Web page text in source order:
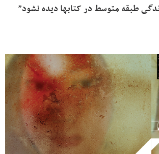
طبقه متوسط در کتابها دیده نشود”